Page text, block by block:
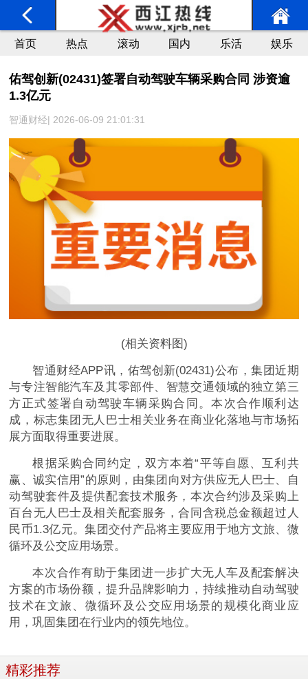
首页 热点 滚动 国内 乐活 娱乐
佑驾创新(02431)签署自动驾驶车辆采购合同 涉资逾
1.3亿元
智通财经| 2026-06-09 21:01:31
(相关资料图)
智通财经APP讯，佑驾创新(02431)公布，集团近期
与专注智能汽车及其零部件、智慧交通领域的独立第三
方正式签署自动驾驶车辆采购合同。本次合作顺利达
成，标志集团无人巴士相关业务在商业化落地与市场拓
展方面取得重要进展。
根据采购合同约定，双方本着“平等自愿、互利共
赢、诚实信用”的原则，由集团向对方供应无人巴士、自
动驾驶套件及提供配套技术服务，本次合约涉及采购上
百台无人巴士及相关配套服务，合同含税总金额超过人
民币1.3亿元。集团交付产品将主要应用于地方文旅、微
循环及公交应用场景。
本次合作有助于集团进一步扩大无人车及配套解决
方案的市场份额，提升品牌影响力，持续推动自动驾驶
技术在文旅、微循环及公交应用场景的规模化商业应
用，巩固集团在行业内的领先地位。
精彩推荐